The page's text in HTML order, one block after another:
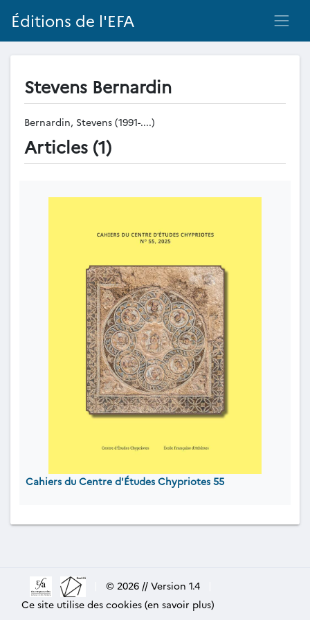
Éditions de l'EFA
Stevens Bernardin
Bernardin, Stevens (1991-....)
Articles (1)
Cahiers du Centre d'Études Chypriotes 55
© 2026 // Version 1.4
Ce site utilise des cookies (en savoir plus)